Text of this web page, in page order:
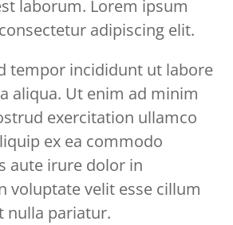
laborum. Lorem ipsum
adipiscing elit.
tempor incididunt ut labore
aliqua. Ut enim ad minim
exercitation ullamco
ex ea commodo
aute irure dolor in
voluptate velit esse cillum
nulla pariatur.